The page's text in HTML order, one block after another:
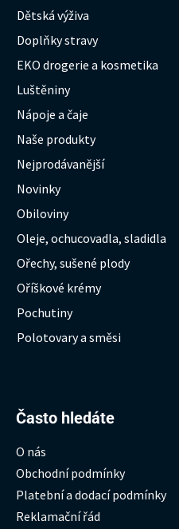
Dětská výživa
Doplňky stravy
EKO drogerie a kosmetika
Luštěniny
Nápoje a čaje
Naše produkty
Nejprodávanější
Novinky
Obiloviny
Oleje, ochucovadla, sladidla
Ořechy, sušené plody
Oříškové krémy
Pochutiny
Polotovary a směsi
Často hledáte
O nás
Obchodní podmínky
Platební a dodací podmínky
Reklamační řád
Hledat: